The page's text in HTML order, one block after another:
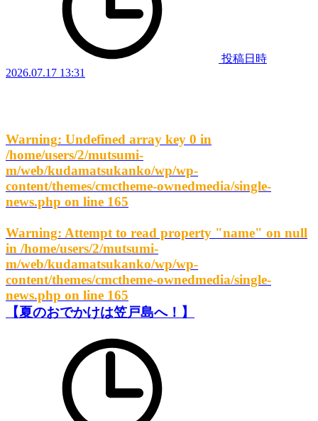
投稿日時
2026.07.17 13:31
Warning: Undefined array key 0 in
/home/users/2/mutsumi-
m/web/kudamatsukanko/wp/wp-
content/themes/cmctheme-ownedmedia/single-
news.php on line 165
Warning: Attempt to read property "name" on null
in /home/users/2/mutsumi-
m/web/kudamatsukanko/wp/wp-
content/themes/cmctheme-ownedmedia/single-
news.php on line 165
【夏のおでかけは笠戸島へ！】